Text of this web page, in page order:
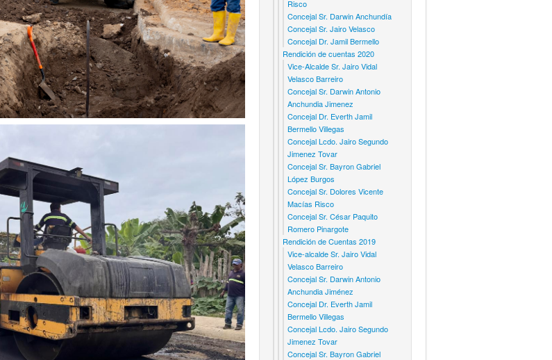
Risco
Concejal Sr. Darwin Anchundía
Concejal Sr. Jairo Velasco
Concejal Dr. Jamil Bermello
Rendición de cuentas 2020
Vice-Alcalde Sr. Jairo Vidal
Velasco Barreiro
Concejal Sr. Darwin Antonio
Anchundia Jimenez
Concejal Dr. Everth Jamil
Bermello Villegas
Concejal Lcdo. Jairo Segundo
Jimenez Tovar
Concejal Sr. Bayron Gabriel
López Burgos
Concejal Sr. Dolores Vicente
Macías Risco
Concejal Sr. César Paquito
Romero Pinargote
Rendición de Cuentas 2019
Vice-alcalde Sr. Jairo Vidal
Velasco Barreiro
Concejal Sr. Darwin Antonio
Anchundia Jiménez
Concejal Dr. Everth Jamil
Bermello Villegas
Concejal Lcdo. Jairo Segundo
Jimenez Tovar
Concejal Sr. Bayron Gabriel